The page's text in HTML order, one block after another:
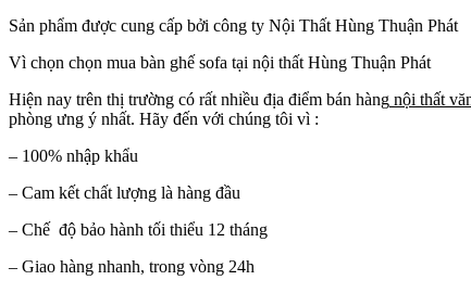
Sản phẩm được cung cấp bởi công ty Nội Thất Hùng Thuận Phát
Vì chọn chọn mua bàn ghế sofa tại nội thất Hùng Thuận Phát
Hiện nay trên thị trường có rất nhiều địa điểm bán hàng nội thất
phòng ưng ý nhất. Hãy đến với chúng tôi vì :
– 100% nhập khẩu
– Cam kết chất lượng là hàng đầu
– Chế độ bảo hành tối thiểu 12 tháng
– Giao hàng nhanh, trong vòng 24h